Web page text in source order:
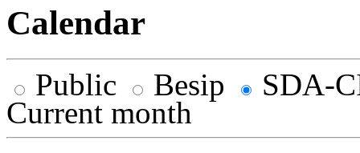
Calendar
Public Besip
SDA-
Current month